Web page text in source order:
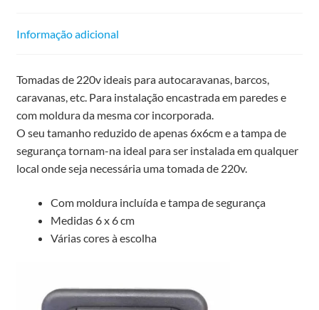
Informação adicional
Tomadas de 220v ideais para autocaravanas, barcos,
caravanas, etc. Para instalação encastrada em paredes e
com moldura da mesma cor incorporada.
O seu tamanho reduzido de apenas 6x6cm e a tampa de
segurança tornam-na ideal para ser instalada em qualquer
local onde seja necessária uma tomada de 220v.
Com moldura incluída e tampa de segurança
Medidas 6 x 6 cm
Várias cores à escolha